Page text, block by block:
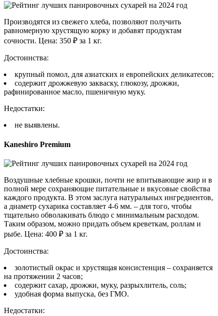
Производятся из свежего хлеба, позволяют получить
равномерную хрустящую корку и добавят продуктам
сочности. Цена: 350 ₽ за 1 кг.
Достоинства:
крупный помол, для азиатских и европейских деликатесов;
содержит дрожжевую закваску, глюкозу, дрожжи,
рафинированное масло, пшеничную муку.
Недостатки:
не выявлены.
Kaneshiro Premium
Воздушные хлебные крошки, почти не впитывающие жир и в
полной мере сохраняющие питательные и вкусовые свойства
каждого продукта. В этом заслуга натуральных ингредиентов,
а диаметр сухарика составляет 4-6 мм. – для того, чтобы
тщательно обволакивать блюдо с минимальным расходом.
Таким образом, можно придать объем креветкам, роллам и
рыбе. Цена: 400 ₽ за 1 кг.
Достоинства:
золотистый окрас и хрустящая консистенция – сохраняется
на протяжении 2 часов;
содержит сахар, дрожжи, муку, разрыхлитель, соль;
удобная форма выпуска, без ГМО.
Недостатки: